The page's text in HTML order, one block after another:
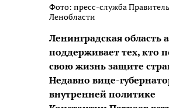
Фото: пресс-служба
Ленобласти
Ленинградская область
поддерживает тех, кто
свою жизнь защите
Недавно вице-
внутренней политике